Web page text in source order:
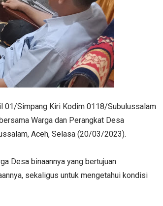
01/Simpang Kiri Kodim 0118/Subulussalam
Warga dan Perangkat Desa
Aceh, Selasa (20/03/2023).
Desa binaannya yang bertujuan
sekaligus untuk mengetahui kondisi